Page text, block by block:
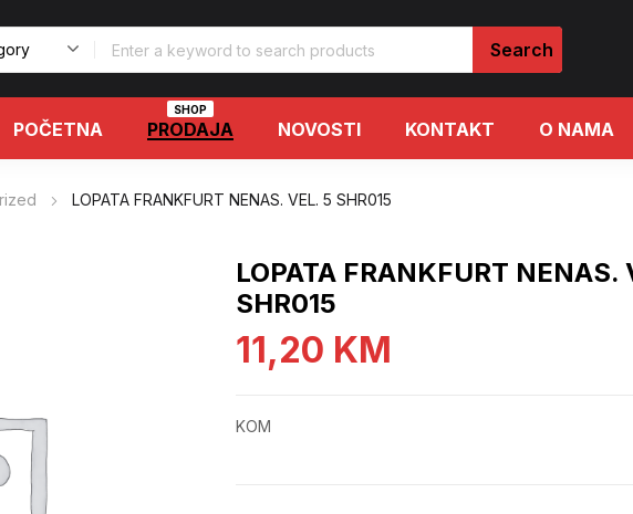
POČETNA PRODAJA
SHOP
NOVOSTI KONTAKT O NAMA
LOPATA FRANKFURT NENAS. VEL. 5 SHR015
LOPATA FRANKFURT NENAS.
SHR015
11,20 KM
KOM